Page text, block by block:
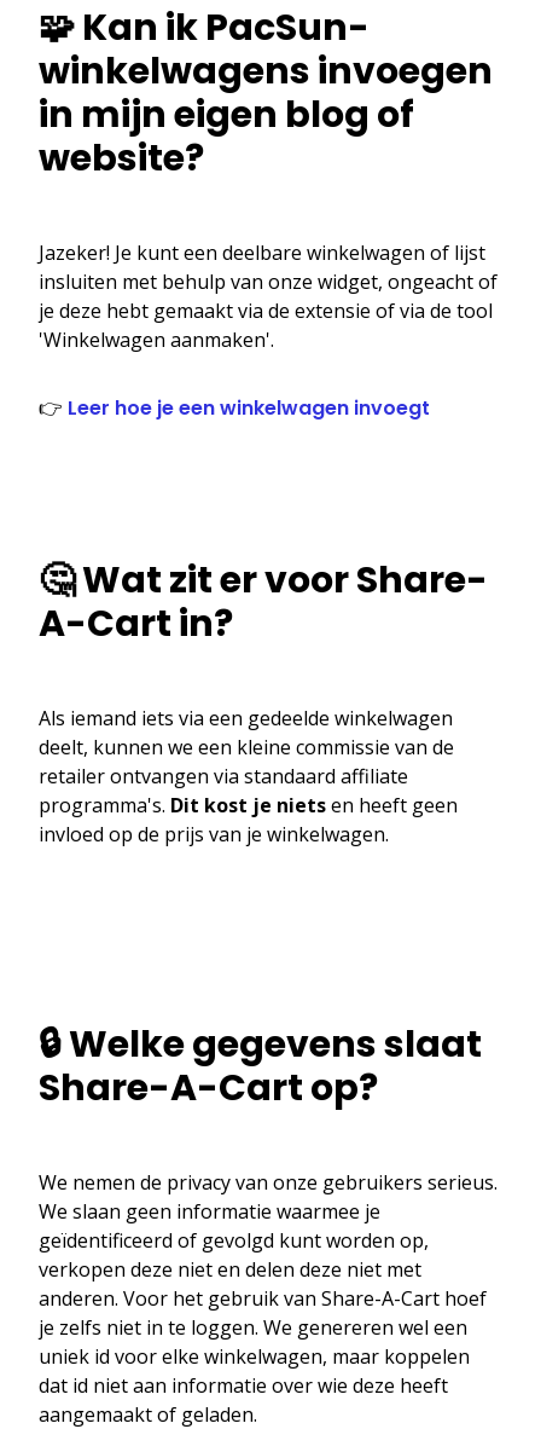
🧩 Kan ik PacSun-
winkelwagens invoegen
in mijn eigen blog of
website?
Jazeker! Je kunt een deelbare winkelwagen of lijst
insluiten met behulp van onze widget, ongeacht of
je deze hebt gemaakt via de extensie of via de tool
'Winkelwagen aanmaken'.
👉 Leer hoe je een winkelwagen invoegt
🤔 Wat zit er voor Share-
A-Cart in?
Als iemand iets via een gedeelde winkelwagen
deelt, kunnen we een kleine commissie van de
retailer ontvangen via standaard affiliate
programma's. Dit kost je nietsen heeft geen
invloed op de prijs van je winkelwagen.
🔒 Welke gegevens slaat
Share-A-Cart op?
We nemen de privacy van onze gebruikers serieus.
We slaan geen informatie waarmee je
geïdentificeerd of gevolgd kunt worden op,
verkopen deze niet en delen deze niet met
anderen. Voor het gebruik van Share-A-Cart hoef
je zelfs niet in te loggen. We genereren wel een
uniek id voor elke winkelwagen, maar koppelen
dat id niet aan informatie over wie deze heeft
aangemaakt of geladen.